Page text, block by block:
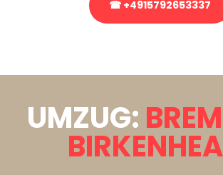
☎ +4915792653337
UMZUG: